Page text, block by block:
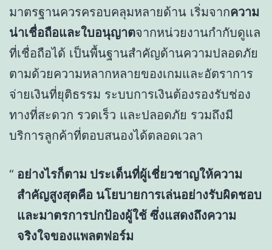
มาตรฐานควรครอบคลุมหลายด้าน เริ่มจากความ
น่าเชื่อถือและใบอนุญาตจากหน่วยงานกำกับดูแล
ที่เชื่อถือได้ เป็นพื้นฐานสำคัญด้านความปลอดภัย
ตามด้วยความหลากหลายของเกมและอัตราการ
จ่ายเงินที่ยุติธรรม ระบบการเงินต้องรองรับช่อง
ทางที่สะดวก รวดเร็ว และปลอดภัย รวมถึงมี
บริการลูกค้าที่ตอบสนองได้ตลอดเวลา
อย่างไรก็ตาม ประเด็นที่ผู้เชี่ยวชาญให้ความ
สำคัญสูงสุดคือ นโยบายการเล่นอย่างรับผิดชอบ
และมาตรการปกป้องผู้ใช้ ซึ่งแสดงถึงความ
จริงใจของแพลตฟอร์ม